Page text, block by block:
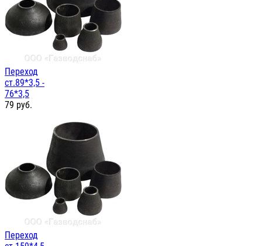
Переход
ст.89*3,5 -
76*3,5
79 руб.
Переход